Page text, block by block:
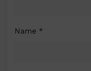
Name *